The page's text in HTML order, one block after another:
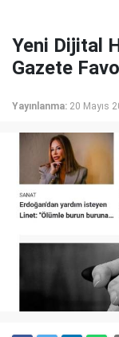
Yeni Dijital
Gazete
Yayınlanma: 20 Mayıs